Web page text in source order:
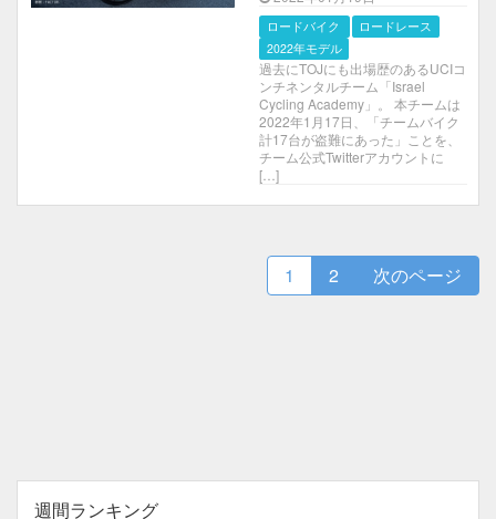
ロードバイク
ロードレース
2022年モデル
過去にTOJにも出場歴のあるUCIコ
ンチネンタルチーム「Israel
Cycling Academy」。 本チームは
2022年1月17日、「チームバイク
計17台が盗難にあった」ことを、
チーム公式Twitterアカウントに
[…]
1 2 次のページ
週間ランキング